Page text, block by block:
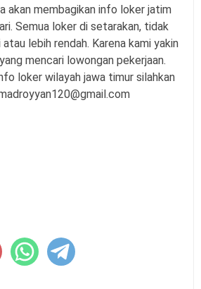
akan membagikan info loker jatim
Semua loker di setarakan, tidak
lebih rendah. Karena kami yakin
mencari lowongan pekerjaan.
loker wilayah jawa timur silahkan